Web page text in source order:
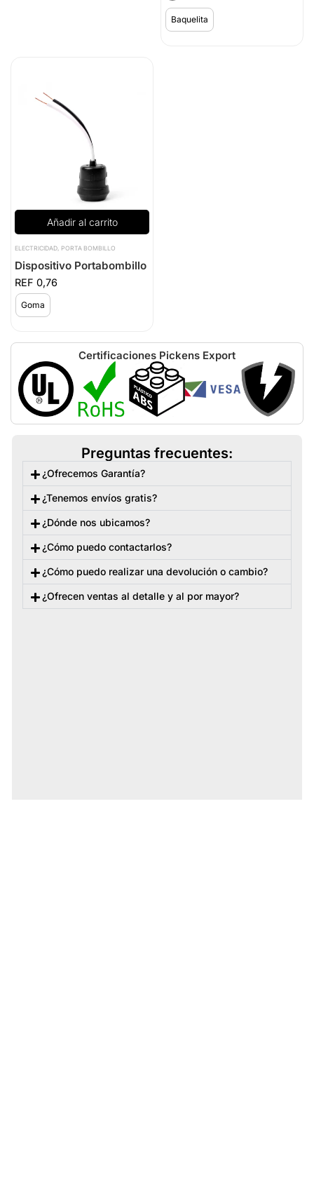
Baquelita
Añadir al carrito
ELECTRICIDAD, PORTA BOMBILLO
Dispositivo Portabombillo
0,76
Goma
Certificaciones Pickens Export
Preguntas frecuentes:
¿Ofrecemos Garantía?
¿Tenemos envíos gratis?
¿Dónde nos ubicamos?
¿Cómo puedo contactarlos?
¿Cómo puedo realizar una devolución o cambio?
¿Ofrecen ventas al detalle y al por mayor?